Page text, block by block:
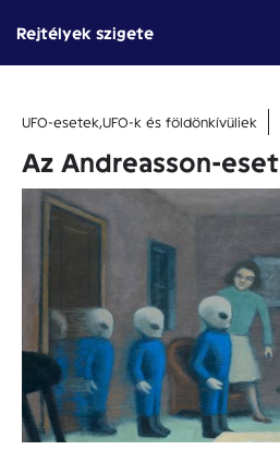
tartalomba
Rejtélyek szigete
UFO-esetek,UFO-k és földönkívüliek
Az Andreasson-eset